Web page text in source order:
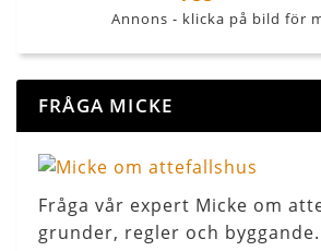
Annons - klicka på bild för
FRÅGA MICKE
Fråga vår expert Micke om
grunder, regler och byggande.